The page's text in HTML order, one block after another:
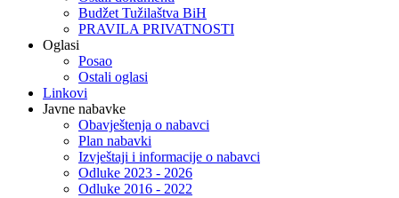
Budžet Tužilaštva BiH
PRAVILA PRIVATNOSTI
Oglasi
Posao
Ostali oglasi
Linkovi
Javne nabavke
Obavještenja o nabavci
Plan nabavki
Izvještaji i informacije o nabavci
Odluke 2023 - 2026
Odluke 2016 - 2022